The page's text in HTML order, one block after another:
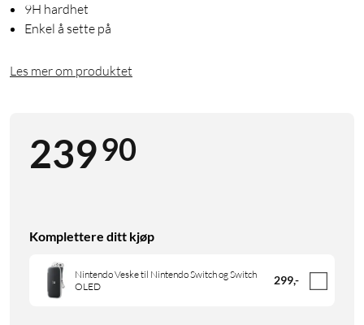
9H hardhet
Enkel å sette på
Les mer om produktet
23990
Komplettere ditt kjøp
Nintendo Veske til Nintendo Switch og Switch
OLED
299,-